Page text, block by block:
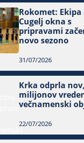
Rokomet: Ekipa
Cugelj okna s
pripravami
novo sezono
31/07/2026
Krka odprla
milijonov
večnamenski
22/07/2026